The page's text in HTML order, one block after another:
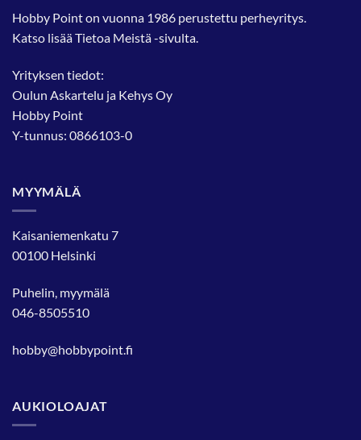
Hobby Point on vuonna 1986 perustettu perheyritys.
Katso lisääTietoa Meistä-sivulta.
Yrityksen tiedot:
Oulun Askartelu ja Kehys Oy
Hobby Point
Y-tunnus: 0866103-0
MYYMÄLÄ
Kaisaniemenkatu 7
00100 Helsinki
Puhelin, myymälä
046-8505510
hobby@hobbypoint.fi
AUKIOLOAJAT